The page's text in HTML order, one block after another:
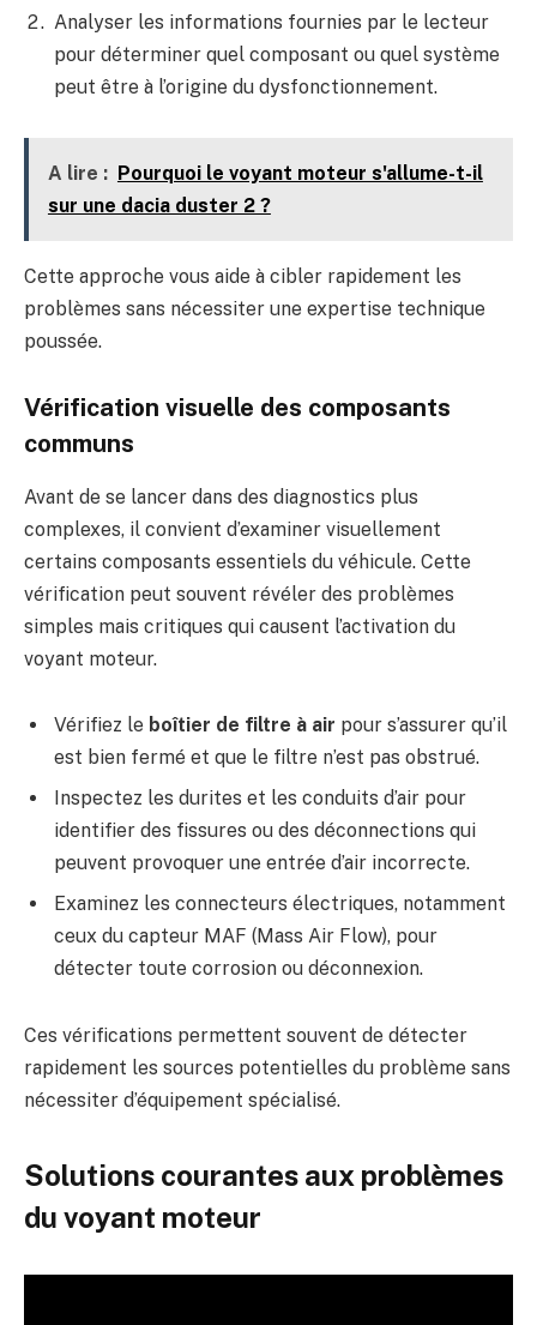
Analyser les informations fournies par le lecteur
pour déterminer quel composant ou quel système
peut être à l’origine du dysfonctionnement.
A lire : Pourquoi le voyant moteur s'allume-t-il
sur une dacia duster 2 ?
Cette approche vous aide à cibler rapidement les
problèmes sans nécessiter une expertise technique
poussée.
Vérification visuelle des composants
communs
Avant de se lancer dans des diagnostics plus
complexes, il convient d’examiner visuellement
certains composants essentiels du véhicule. Cette
vérification peut souvent révéler des problèmes
simples mais critiques qui causent l’activation du
voyant moteur.
Vérifiez le boîtier de filtre à air pour s’assurer qu’il
est bien fermé et que le filtre n’est pas obstrué.
Inspectez les durites et les conduits d’air pour
identifier des fissures ou des déconnections qui
peuvent provoquer une entrée d’air incorrecte.
Examinez les connecteurs électriques, notamment
ceux du capteur MAF (Mass Air Flow), pour
détecter toute corrosion ou déconnexion.
Ces vérifications permettent souvent de détecter
rapidement les sources potentielles du problème sans
nécessiter d’équipement spécialisé.
Solutions courantes aux problèmes
du voyant moteur